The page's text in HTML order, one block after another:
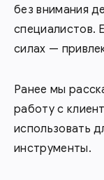
без внимания
специалистов.
силах —
Ранее мы
работу с
использовать
инструменты.